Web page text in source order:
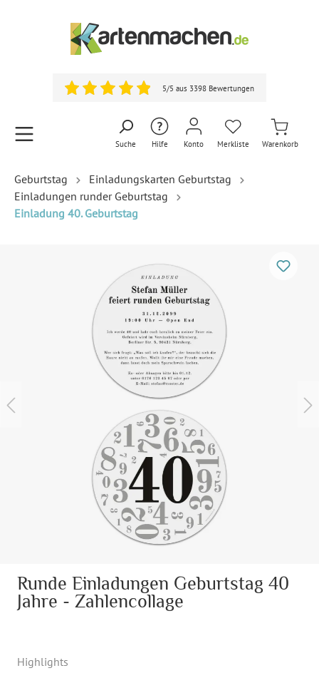
5/5 aus 3398 Bewertungen
Suche Hilfe Konto Merkliste Warenkorb
Geburtstag
Einladungskarten Geburtstag
Einladungen runder Geburtstag
Einladung 40. Geburtstag
Runde Einladungen Geburtstag 40
Jahre - Zahlencollage
Highlights